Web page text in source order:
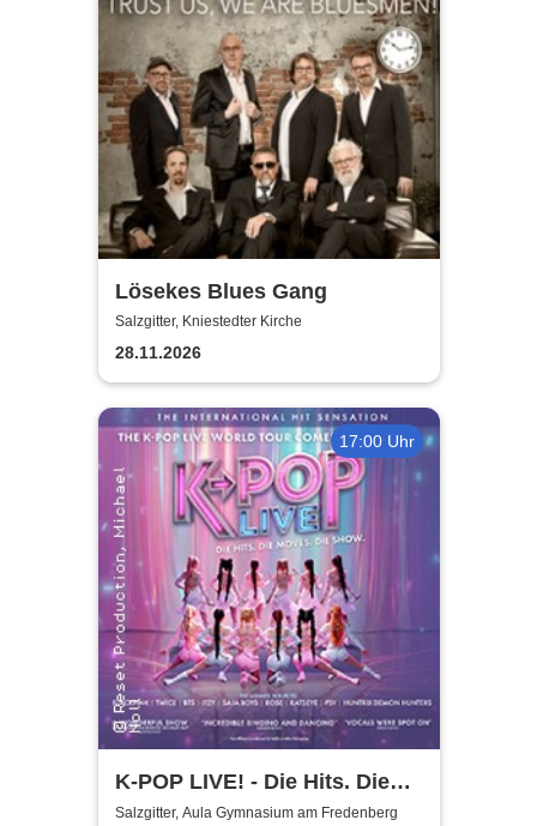
Lösekes Blues Gang
Salzgitter, Kniestedter Kirche
28.11.2026
17:00 Uhr
K-POP LIVE! - Die Hits. Die
Moves. Die Show.
Salzgitter, Aula Gymnasium am Fredenberg